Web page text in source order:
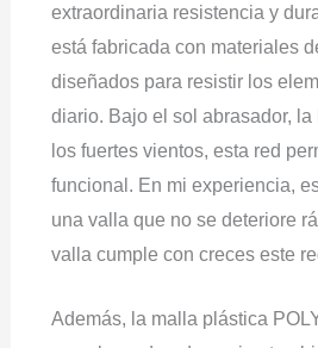
extraordinaria resistencia y
está fabricada con materiales
diseñados para resistir los
diario. Bajo el sol abrasador,
los fuertes vientos, esta red
funcional. En mi experiencia,
una valla que no se deteriore
valla cumple con creces este
Además, la malla plástica